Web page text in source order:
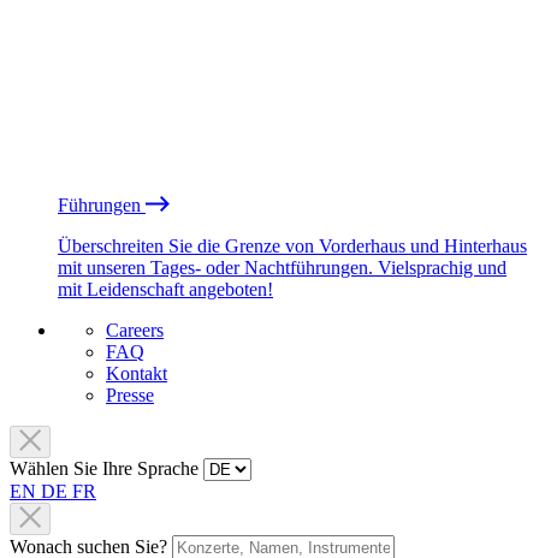
Führungen
Überschreiten Sie die Grenze von Vorderhaus und Hinterhaus
mit unseren Tages- oder Nachtführungen. Vielsprachig und
mit Leidenschaft angeboten!
Careers
FAQ
Kontakt
Presse
Wählen Sie Ihre Sprache
EN DE FR
Wonach suchen Sie?